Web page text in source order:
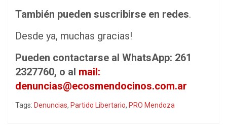
También pueden suscribirse en redes.
Desde ya, muchas gracias!
Pueden contactarse al WhatsApp: 261
2327760, o al mail:
denuncias@ecosmendocinos.com.ar
Tags: Denuncias, Partido Libertario, PRO Mendoza